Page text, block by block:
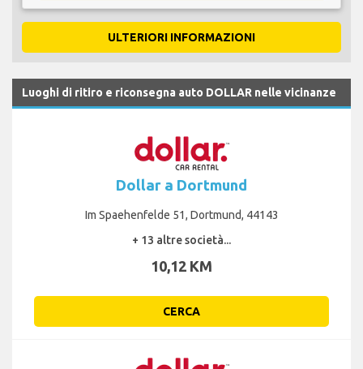
ULTERIORI INFORMAZIONI
Luoghi di ritiro e riconsegna auto DOLLAR nelle vicinanze
Dollar a Dortmund
Im Spaehenfelde 51, Dortmund, 44143
+ 13 altre società...
10,12 KM
CERCA